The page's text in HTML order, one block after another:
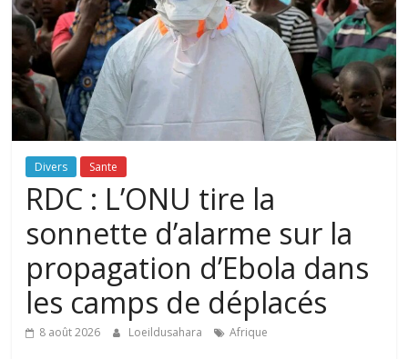
Divers Sante
RDC : L’ONU tire la
sonnette d’alarme sur la
propagation d’Ebola dans
les camps de déplacés
8 août 2026 Loeildusahara Afrique